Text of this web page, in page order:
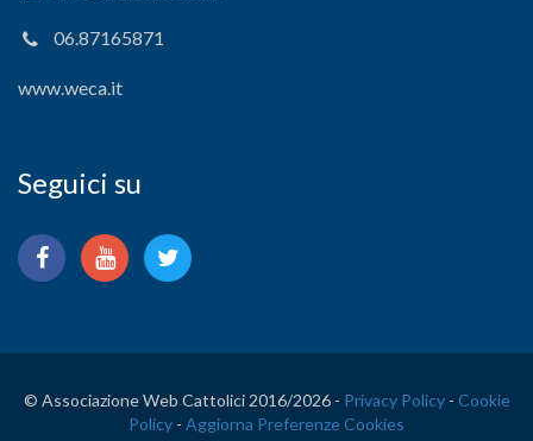
06.87165871
www.weca.it
Seguici su
© Associazione Web Cattolici 2016/2026 - Privacy Policy- Cookie
Policy - Aggiorna Preferenze Cookies